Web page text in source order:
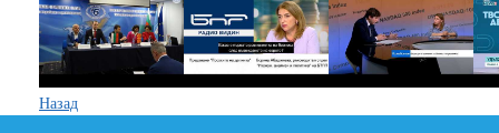
Назад